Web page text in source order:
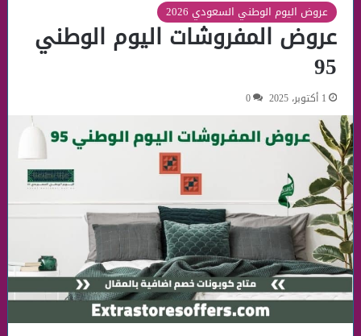
عروض اليوم الوطني السعودي 2026
عروض المفروشات اليوم الوطني
95
1 أكتوبر، 2025 0